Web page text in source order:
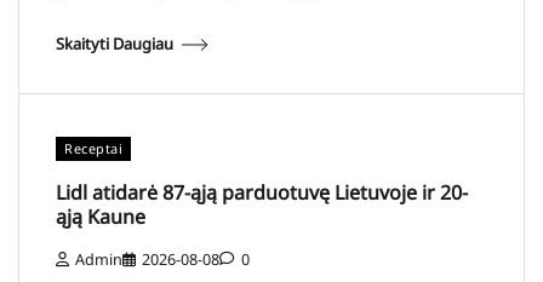
Skaityti Daugiau
Receptai
Lidl atidarė 87-ąją parduotuvę Lietuvoje ir 20-
ąją Kaune
Admin 2026-08-08 0